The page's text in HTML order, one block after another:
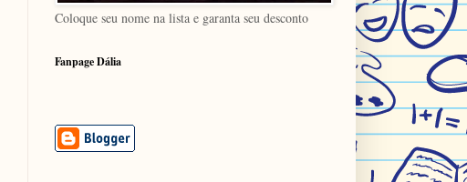
Coloque seu nome na lista e garanta seu desconto
Fanpage Dália